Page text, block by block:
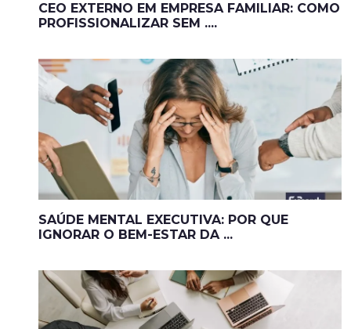
CEO EXTERNO EM EMPRESA FAMILIAR: COMO
PROFISSIONALIZAR SEM ....
SAÚDE MENTAL EXECUTIVA: POR QUE
IGNORAR O BEM-ESTAR DA ...